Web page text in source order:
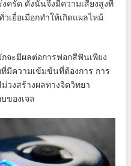
ครัด ดังนั้นจึงมีความเสี่ยงสูงที่
เยื่อเมือกทำให้เกิดแผลไหม้
จะมีผลต่อการฟอกสีฟันเพียง
มีความเข้มข้นที่ต้องการ การ
วงสร้างผลทางจิตวิทยา
ของเจล